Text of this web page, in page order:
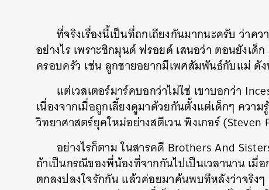
ที่จริงเรื่องนี้เป็นที่ถกเถียงกันมากนะครับ ว่าค
อย่างไร เพราะซิกมุนด์ ฟรอยด์ เสนอว่า ตอนยังเ
ครอบครัว เช่น ลูกชายอยากมีเพศสัมพันธ์กับแม่ ดั
แต่เวสเตอร์มาร์คบอกว่าไม่ใช่ เขาบอกว่า
เนื่องจากเมื่อถูกเลี้ยงดูมาด้วยกันตั้งแต่เด็กๆ ความ
วิทยาศาสตร์ยุคใหม่อย่างสตีเวน พิงเกอร์
อย่างไรก็ตาม ในสารคดี Brothers And
ถ้าเป็นกรณีของพี่น้องที่จากกันไปเป็นเวลานาน เมื่
ตกลงปลงใจรักกัน แล้วค่อยมาค้นพบทีหลังว่าจริง